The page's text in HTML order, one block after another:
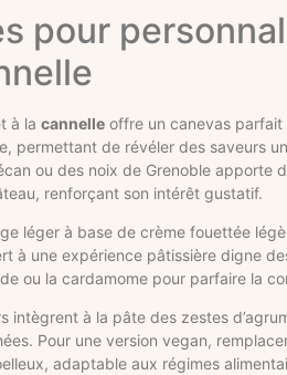
pour
à la cannelle offre un canevas parfait
permettant de révéler des saveurs
ou des noix de Grenoble apporte
renforçant son intérêt gustatif.
léger à base de crème fouettée
à une expérience pâtissière digne
ou la cardamome pour parfaire la
à la pâte des zestes
Pour une version vegan,
adaptable aux régimes